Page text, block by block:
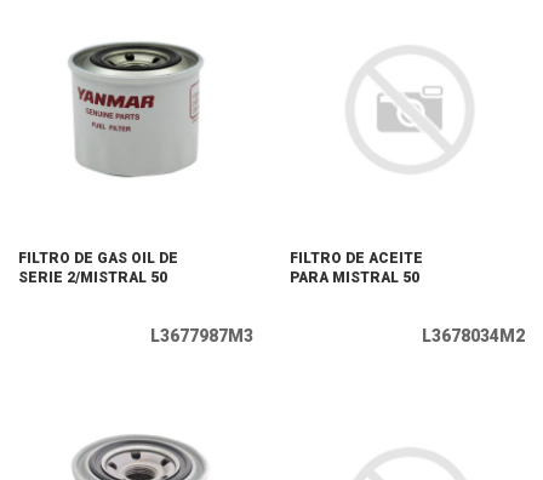
FILTRO DE GAS OIL DE
SERIE 2/MISTRAL 50
L3677987M3
FILTRO DE ACEITE
PARA MISTRAL 50
L3678034M2